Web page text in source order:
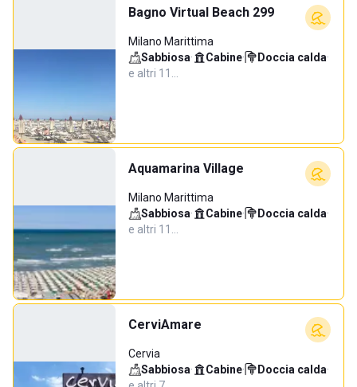
Bagno Virtual Beach 299
Milano Marittima
Sabbiosa· Cabine· Doccia calda·
e altri 11…
Aquamarina Village
Milano Marittima
Sabbiosa· Cabine· Doccia calda·
e altri 11…
CerviAmare
Cervia
Sabbiosa· Cabine· Doccia calda·